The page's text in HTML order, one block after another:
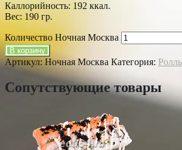
Каллорийность: 192 ккал.
Вес: 190 гр.
Количество Ночная Москва
В корзину
Артикул:Ночная Москва Категория:
Сопутствующие товары